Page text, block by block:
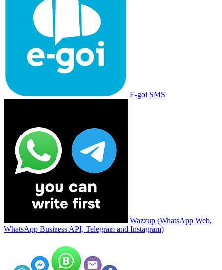
E-goi SMS
Wazzup (WhatsApp Web,
WhatsApp Business API, Telegram and Instagram)